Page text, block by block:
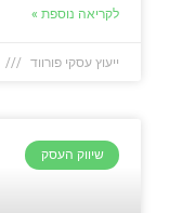
לקריאה נוספת »
ייעוץ עסקי פורווד
שיווק העסק